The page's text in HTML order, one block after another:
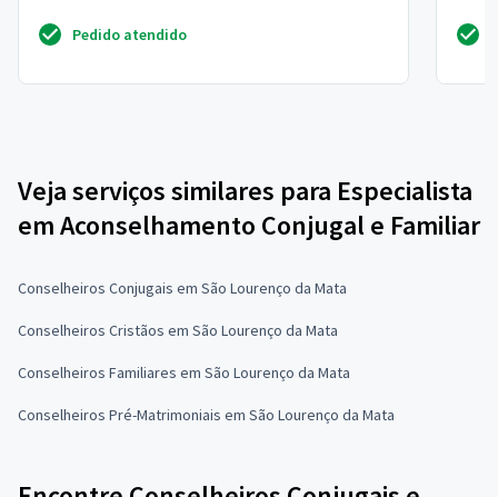
Pedido atendido
Veja serviços similares para Especialista
em Aconselhamento Conjugal e Familiar
Conselheiros Conjugais em São Lourenço da Mata
Conselheiros Cristãos em São Lourenço da Mata
Conselheiros Familiares em São Lourenço da Mata
Conselheiros Pré-Matrimoniais em São Lourenço da Mata